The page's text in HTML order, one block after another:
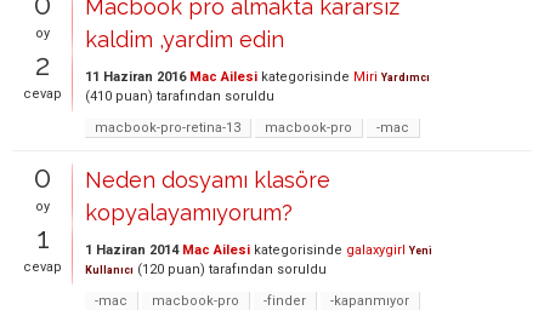
oy
2
cevap
Macbook pro almakta kararsiz
kaldim ,yardim edin
11 Haziran 2016 Mac Ailesi kategorisinde Miri Yardımcı
(410 puan) tarafından soruldu
macbook-pro-retina-13
macbook-pro -mac
0
oy
1
cevap
Neden dosyamı klasöre
kopyalayamıyorum?
1 Haziran 2014 Mac Ailesi kategorisinde galaxygirl Yeni
Kullanıcı (120 puan) tarafından soruldu
-mac
macbook-pro -finder
-kapanmıyor